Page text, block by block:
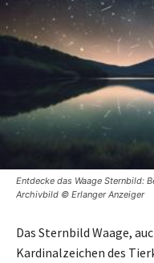
Entdecke das Waage Sternbild:
Archivbild © Erlanger Anzeiger
Das Sternbild Waage,
Kardinalzeichen des